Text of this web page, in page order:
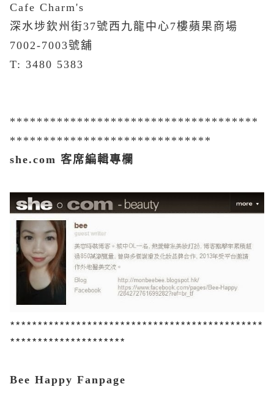
Cafe Charm's
深水埗欽州街37號西九龍中心7樓蘋果商場
7002-7003號舖
T: 3480 5383
*************************************
******************************
she.com 客席編輯專欄
**********************************************
*********************
Bee Happy Fanpage